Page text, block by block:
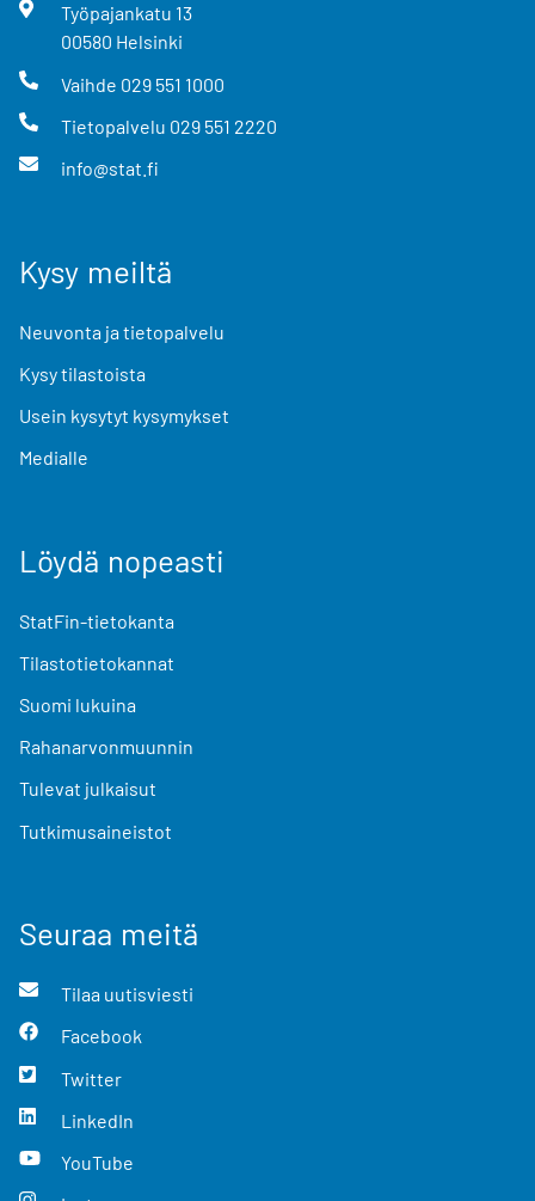
Työpajankatu 13
00580 Helsinki
Vaihde 029 551 1000
Tietopalvelu 029 551 2220
info@stat.fi
Kysy meiltä
Neuvonta ja tietopalvelu
Kysy tilastoista
Usein kysytyt kysymykset
Medialle
Löydä nopeasti
StatFin-tietokanta
Tilastotietokannat
Suomi lukuina
Rahanarvonmuunnin
Tulevat julkaisut
Tutkimusaineistot
Seuraa meitä
Tilaa uutisviesti
Facebook
Twitter
LinkedIn
YouTube